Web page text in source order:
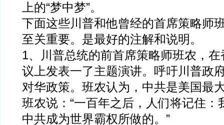
上的“梦中梦”。
下面这些川普和他曾经的首席策略师
至关重要。是最好的注解和说明。
1、川普总统的前首席策略师班农，
议上发表一了主题演讲。呼吁川普政
对华政策。班农认为，中共是美国最
班农说：“一百年之后，人们将记住：
中共成为世界霸权所做的。”